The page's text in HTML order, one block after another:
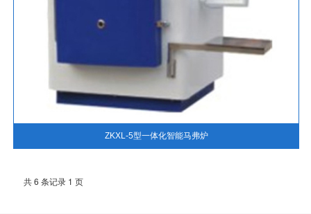
ZKXL-5型一体化智能马弗炉
共 6 条记录 1 页